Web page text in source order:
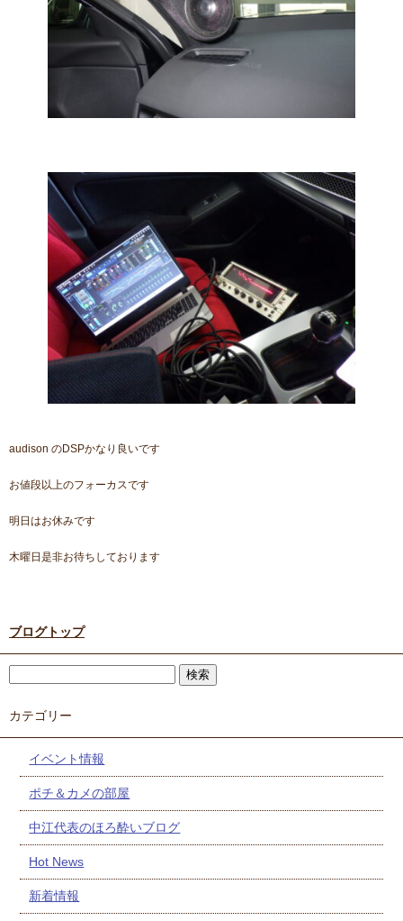
audison のDSPかなり良いです
お値段以上のフォーカスです
明日はお休みです
木曜日是非お待ちしております
ブログトップ
カテゴリー
イベント情報
ポチ＆カメの部屋
中江代表のほろ酔いブログ
Hot News
新着情報